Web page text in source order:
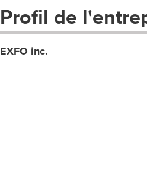
Profil de
EXFO inc.